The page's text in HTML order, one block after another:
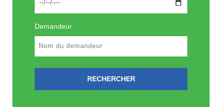
Demandeur
RECHERCHER